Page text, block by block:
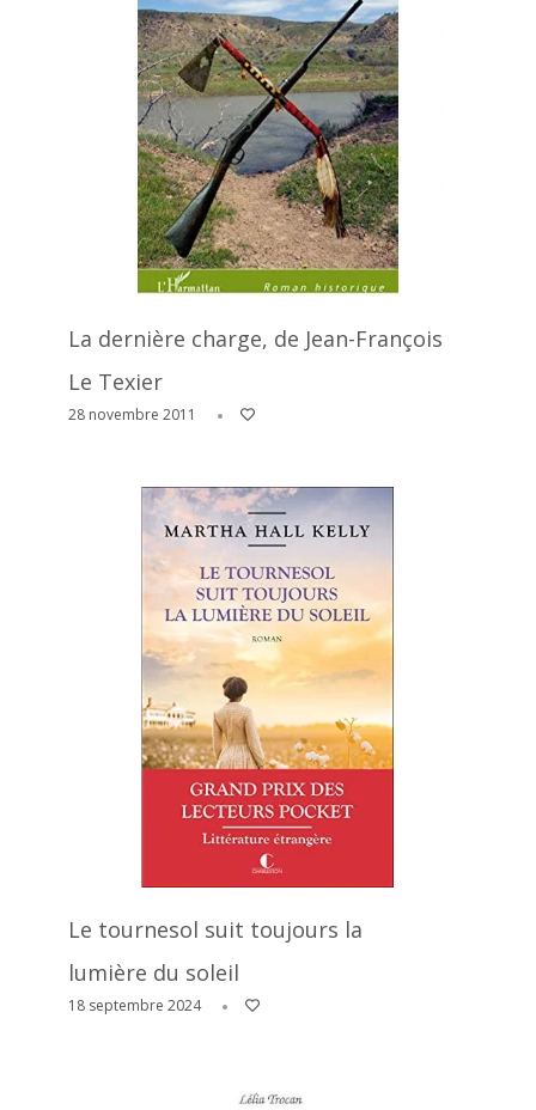
La dernière charge, de Jean-François
Le Texier
28 novembre 2011
Le tournesol suit toujours la
lumière du soleil
18 septembre 2024